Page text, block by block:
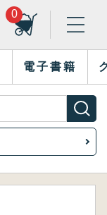
0
電子書籍